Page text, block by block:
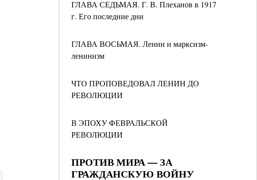
ГЛАВА СЕДЬМАЯ. Г. В. Плеханов в 1917
г. Его последние дни
ГЛАВА ВОСЬМАЯ. Ленин и марксизм-
ленинизм
ЧТО ПРОПОВЕДОВАЛ ЛЕНИН ДО
РЕВОЛЮЦИИ
В ЭПОХУ ФЕВРАЛЬСКОЙ
РЕВОЛЮЦИИ
ПРОТИВ МИРА — ЗА
ГРАЖДАНСКУЮ ВОЙНУ